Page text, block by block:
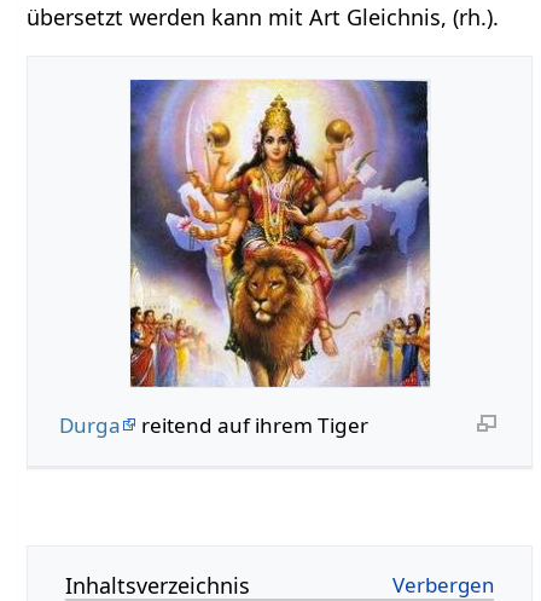
übersetzt werden kann mit Art Gleichnis, (rh.).
Durga reitend auf ihrem Tiger
Inhaltsverzeichnis